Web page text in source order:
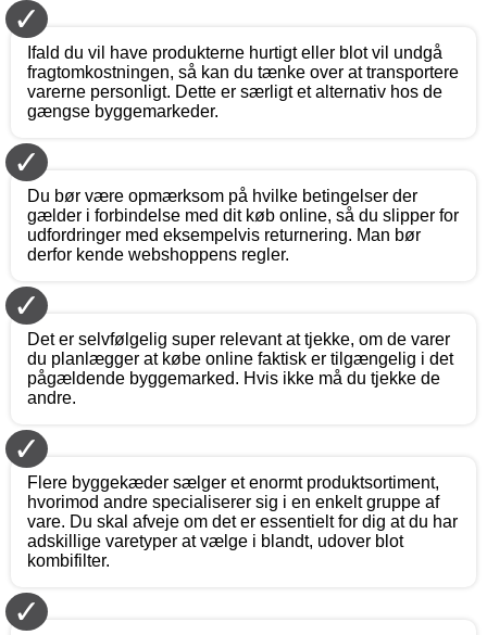
✓
Ifald du vil have produkterne hurtigt eller blot vil undgå
fragtomkostningen, så kan du tænke over at transportere
varerne personligt. Dette er særligt et alternativ hos de
gængse byggemarkeder.
✓
Du bør være opmærksom på hvilke betingelser der
gælder i forbindelse med dit køb online, så du slipper for
udfordringer med eksempelvis returnering. Man bør
derfor kende webshoppens regler.
✓
Det er selvfølgelig super relevant at tjekke, om de varer
du planlægger at købe online faktisk er tilgængelig i det
pågældende byggemarked. Hvis ikke må du tjekke de
andre.
✓
Flere byggekæder sælger et enormt produktsortiment,
hvorimod andre specialiserer sig i en enkelt gruppe af
vare. Du skal afveje om det er essentielt for dig at du har
adskillige varetyper at vælge i blandt, udover blot
kombifilter.
✓